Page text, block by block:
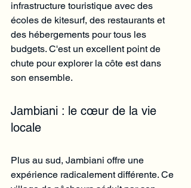
infrastructure touristique avec des
écoles de kitesurf, des restaurants et
des hébergements pour tous les
budgets. C'est un excellent point de
chute pour explorer la côte est dans
son ensemble.
Jambiani : le cœur de la vie
locale
Plus au sud, Jambiani offre une
expérience radicalement différente. Ce